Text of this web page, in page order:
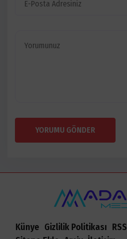
YORUMU GÖNDER
Künye Gizlilik Politikası RSS